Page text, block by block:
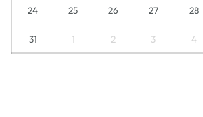
24 25 26 27 28
31 1 2 3 4